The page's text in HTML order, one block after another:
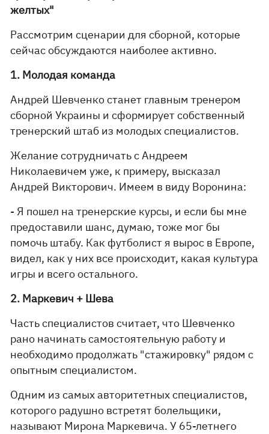
желтых"
Рассмотрим сценарии для сборной, которые
сейчас обсуждаются наиболее активно.
1. Молодая команда
Андрей Шевченко станет главным тренером
сборной Украины и сформирует собственный
тренерский штаб из молодых специалистов.
Желание сотрудничать с Андреем
Николаевичем уже, к примеру, высказал
Андрей Викторович. Имеем в виду Воронина:
- Я пошел на тренерские курсы, и если бы мне
предоставили шанс, думаю, тоже мог бы
помочь штабу. Как футболист я вырос в Европе,
видел, как у них все происходит, какая культура
игры и всего остального.
2. Маркевич + Шева
Часть специалистов считает, что Шевченко
рано начинать самостоятельную работу и
необходимо продолжать "стажировку" рядом с
опытным специалистом.
Одним из самых авторитетных специалистов,
которого радушно встретят болельщики,
называют Мирона Маркевича. У 65-летнего